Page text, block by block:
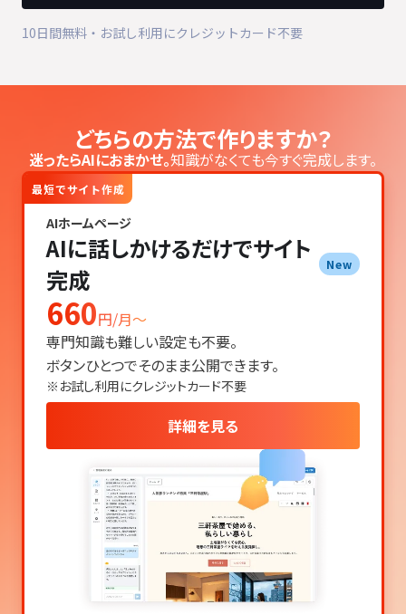
10日間無料・お試し利用にクレジットカード不要
どちらの方法で作りますか？
迷ったらAIにおまかせ。知識がなくても今すぐ完成します。
最短でサイト作成
AIホームページ
AIに話しかけるだけでサイト
完成
New
660円/月〜
専門知識も難しい設定も不要。
ボタンひとつでそのまま公開できます。
※お試し利用にクレジットカード不要
詳細を見る